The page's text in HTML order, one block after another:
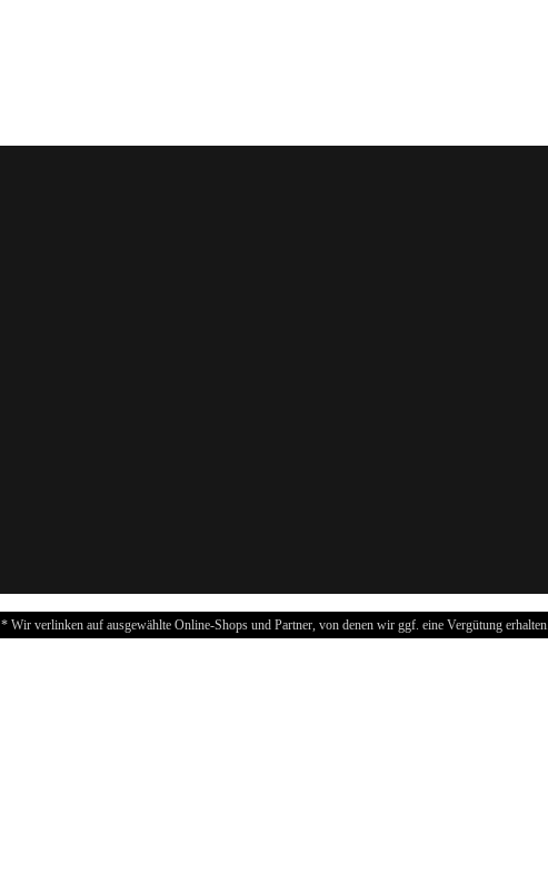
* Wir verlinken auf ausgewählte Online-Shops und Partner, von denen wir ggf. eine Vergütung erhalten.